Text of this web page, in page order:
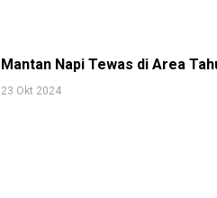
Mantan Napi Tewas di Area
23 Okt 2024